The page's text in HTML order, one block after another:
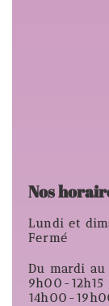
Nos
Lundi et
Fermé
Du mardi
9h00-12h15
14h00-